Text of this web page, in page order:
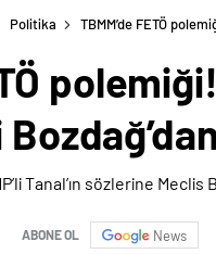
Politika
TBMM’de FETÖ
ABONE OL News